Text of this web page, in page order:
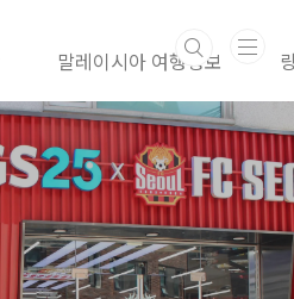
말레이시아 여행정보